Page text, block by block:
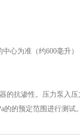
心为准（约600毫升）
抗渗性。压力泵入压
的预定范围进行测试。